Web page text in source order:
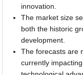
innovation.
The market size
both the historic
development.
The forecasts are
currently